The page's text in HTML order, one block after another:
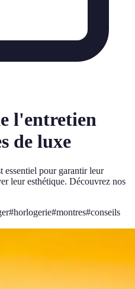
l'entretien
de luxe
essentiel pour garantir leur
leur esthétique. Découvrez nos
#horlogerie#montres#conseils